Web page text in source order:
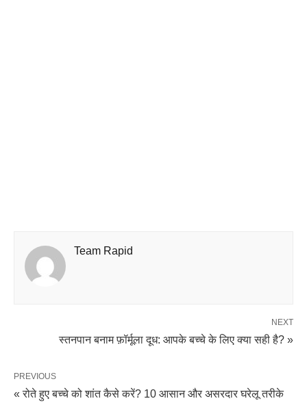
Team Rapid
NEXT
स्तनपान बनाम फ़ॉर्मूला दूध: आपके बच्चे के लिए क्या सही है? »
PREVIOUS
« रोते हुए बच्चे को शांत कैसे करें? 10 आसान और असरदार घरेलू तरीके